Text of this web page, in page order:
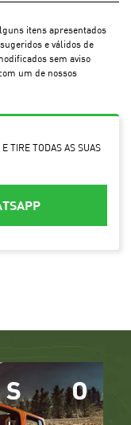
itens apresentados
e válidos de
sem aviso
um de nossos
TIRE TODAS AS SUAS